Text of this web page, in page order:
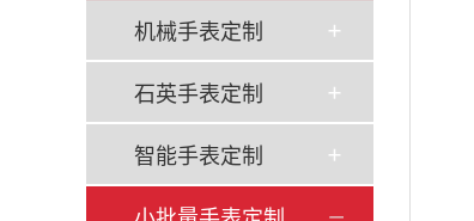
机械手表定制
石英手表定制
智能手表定制